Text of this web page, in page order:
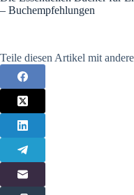
– Buchempfehlungen
Teile diesen Artikel mit